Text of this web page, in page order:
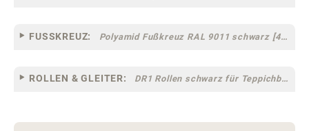
FUSSKREUZ: Polyamid Fußkreuz RAL 9011 schwarz [44]
ROLLEN & GLEITER: DR1 Rollen schwarz für Teppichböden [10]